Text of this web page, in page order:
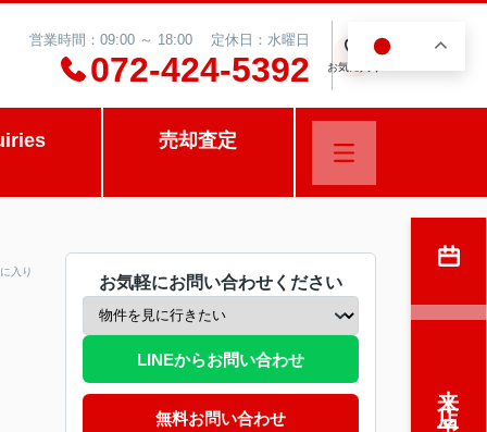
営業時間：09:00 ～ 18:00 定休日：水曜日
072-424-5392 お気に入り
売却査定
入り
お気軽にお問い合わせください
LINEからお問い合わせ
無料お問い合わせ 来店予約